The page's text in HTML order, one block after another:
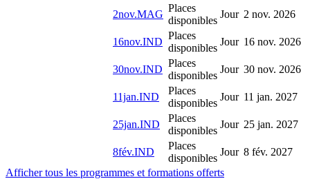
2nov.MAG
Places
disponibles
Jour 2 nov. 2026
16nov.IND
Places
disponibles
Jour 16 nov. 2026
30nov.IND
Places
disponibles
Jour 30 nov. 2026
11jan.IND
Places
disponibles
Jour 11 jan. 2027
25jan.IND
Places
disponibles
Jour 25 jan. 2027
8fév.IND
Places
disponibles
Jour 8 fév. 2027
Afficher tous les programmes et formations offerts